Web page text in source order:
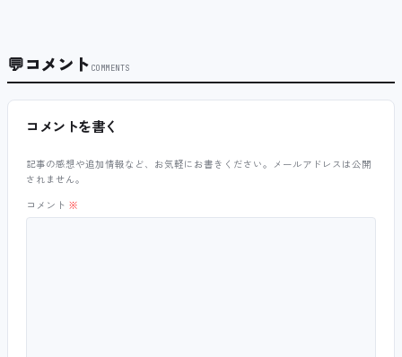
💬コメント COMMENTS
コメントを書く
記事の感想や追加情報など、お気軽にお書きください。メールアドレスは公開
されません。
コメント ※